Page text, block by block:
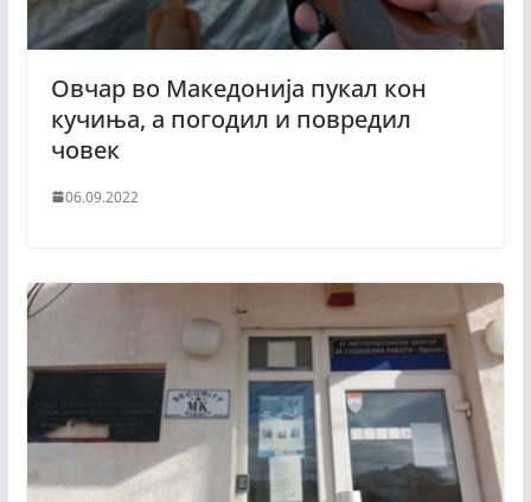
Овчар во Македонија пукал кон
кучиња, а погодил и повредил
човек
06.09.2022